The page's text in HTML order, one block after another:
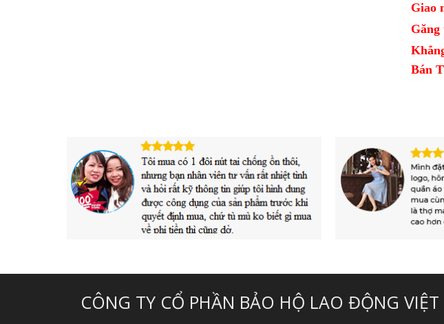
Giao
Găng
Bán
CÔNG TY CỔ PHẦN BẢO HỘ LAO ĐỘNG